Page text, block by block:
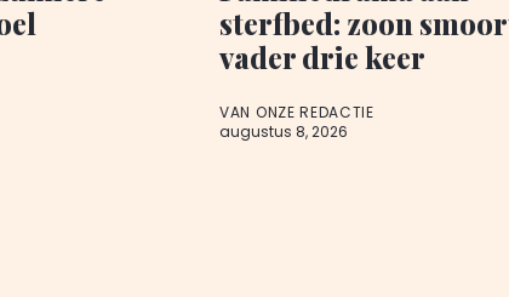
sterfbed: zoon
vader drie keer
VAN ONZE REDACTIE
augustus 8, 2026